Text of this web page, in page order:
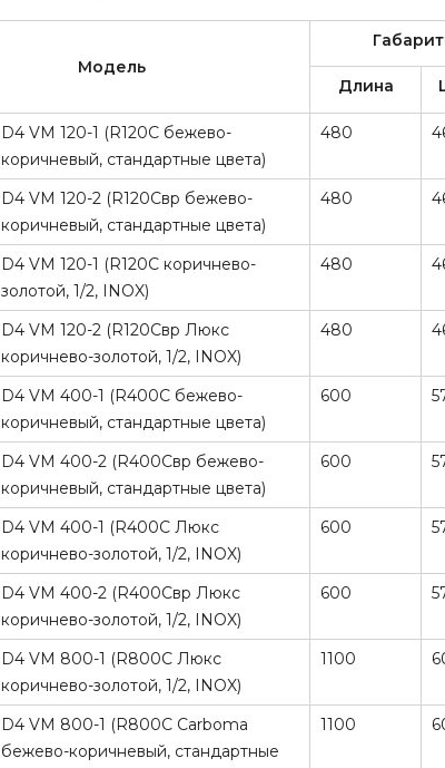
Модель
Длина
D4 VM 120-1 (R120C бежево-
коричневый, стандартные цвета)
480
D4 VM 120-2 (R120Cвр бежево-
коричневый, стандартные цвета)
480
D4 VM 120-1 (R120C коричнево-
золотой, 1/2, INOX)
480
D4 VM 120-2 (R120Cвр Люкс
коричнево-золотой, 1/2, INOX)
480
D4 VM 400-1 (R400C бежево-
коричневый, стандартные цвета)
600
D4 VM 400-2 (R400Cвр бежево-
коричневый, стандартные цвета)
600
D4 VM 400-1 (R400C Люкс
коричнево-золотой, 1/2, INOX)
600
D4 VM 400-2 (R400Cвр Люкс
коричнево-золотой, 1/2, INOX)
600
D4 VM 800-1 (R800C Люкс
коричнево-золотой, 1/2, INOX)
1100
D4 VM 800-1 (R800C Сarboma
бежево-коричневый, стандартные
1100